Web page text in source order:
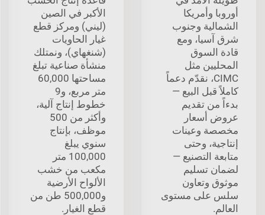
أوروبا وأمريكا
الشمالية وجنوب
شرق آسيا، ومع
قادة السوق
المحليين مثل
CIMC، نقدّم دعماً
كاملاً قبل البيع —
بدءاً من تقديم
عروض أسعار
مخصصة وعينات
إنتاجية، وحتى
متابعة التصنيع —
لضمان تسليم
موثوق وتعاون
سلس على مستوى
العالم.
الأكبر في الصين
(ليني) ومركز قطع
غيار الحاويات
(شنغهاي)، ونمتلك
منشأة صناعية تبلغ
مساحتها 60,000
متر مربع، و9
خطوط إنتاج آلية،
وأكثر من 500
موظف، بإنتاج
سنوي يبلغ
100,000 متر
مكعب من خشب
الألواح الأرضية
و500,000 طن من
قطع الغيار.